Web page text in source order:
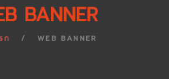
BANNER
ก WEB BANNER